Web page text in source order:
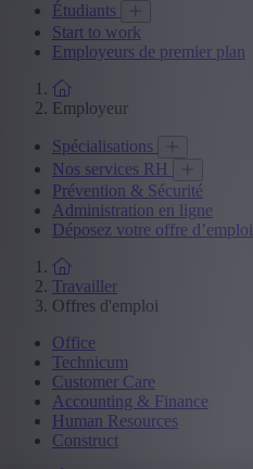
Étudiants
Start to work
Employeurs de premier plan
Employeur
Spécialisations
Nos services RH
Prévention & Sécurité
Administration en ligne
Déposez votre offre d’emploi
Travailler
Offres d'emploi
Office
Technicum
Customer Care
Accounting & Finance
Human Resources
Construct